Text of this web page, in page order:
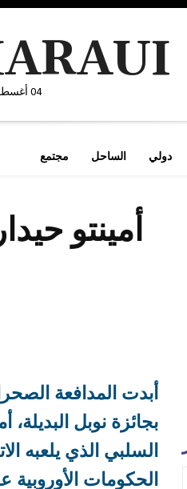
04 أغسطس 2026
دولي الساحل مجتمع
أمينتو
أبدت المدافعة
بجائزة نوبل البديلة،
السلبي الذي يلعبه
الحكومات